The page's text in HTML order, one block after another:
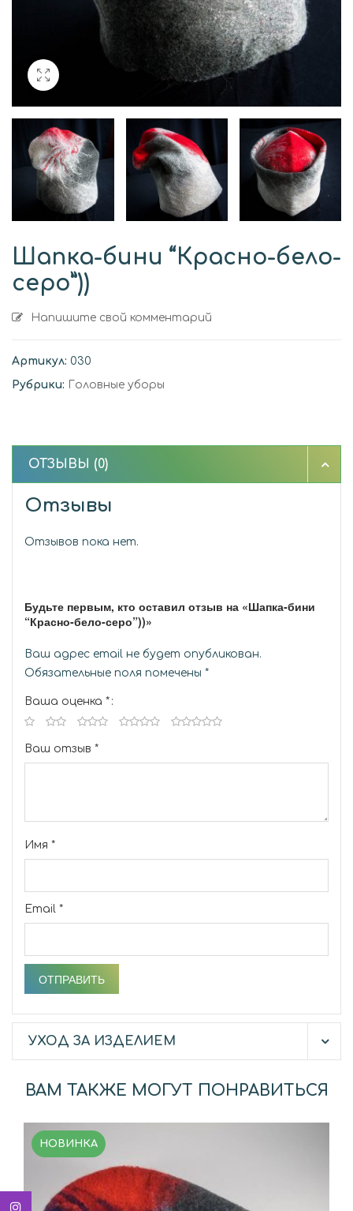
Шапка-бини “Красно-бело-
серо”))
Напишите свой комментарий
Артикул: 030
Рубрики: Головные уборы
ОТЗЫВЫ (0)
Отзывы
Отзывов пока нет.
Будьте первым, кто оставил отзыв на «Шапка-бини
“Красно-бело-серо”))»
Ваш адрес email не будет опубликован.
Обязательные поля помечены *
Ваша оценка *
Ваш отзыв *
Имя *
Email *
УХОД ЗА ИЗДЕЛИЕМ
ВАМ ТАКЖЕ МОГУТ ПОНРАВИТЬСЯ
НОВИНКА